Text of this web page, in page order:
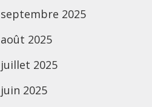
septembre 2025
août 2025
juillet 2025
juin 2025